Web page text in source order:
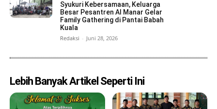
Syukuri Kebersamaan, Keluarga
Besar Pesantren Al Manar Gelar
Family Gathering di Pantai Babah
Kuala
Redaksi - Juni 28, 2026
Lebih Banyak Artikel Seperti Ini